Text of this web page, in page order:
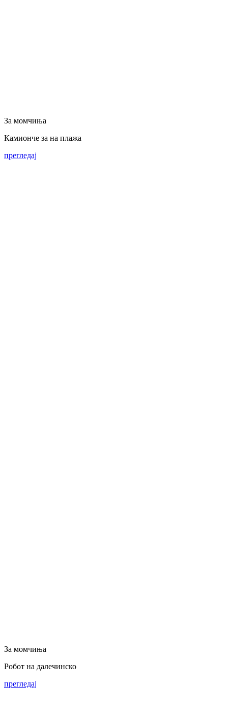
За момчиња
Камионче за на плажа
прегледај
За момчиња
Робот на далечинско
прегледај